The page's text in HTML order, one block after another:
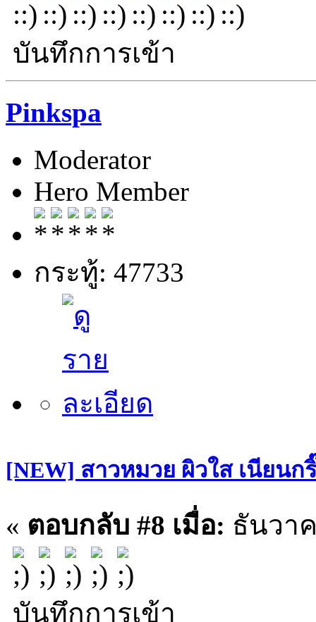
บันทึกการเข้า
Pinkspa
Moderator
Hero Member
กระทู้: 47733
[NEW] สาวหมวย ผิวใส เนียนก
« ตอบกลับ #8 เมื่อ: ธันวาค
บันทึกการเข้า